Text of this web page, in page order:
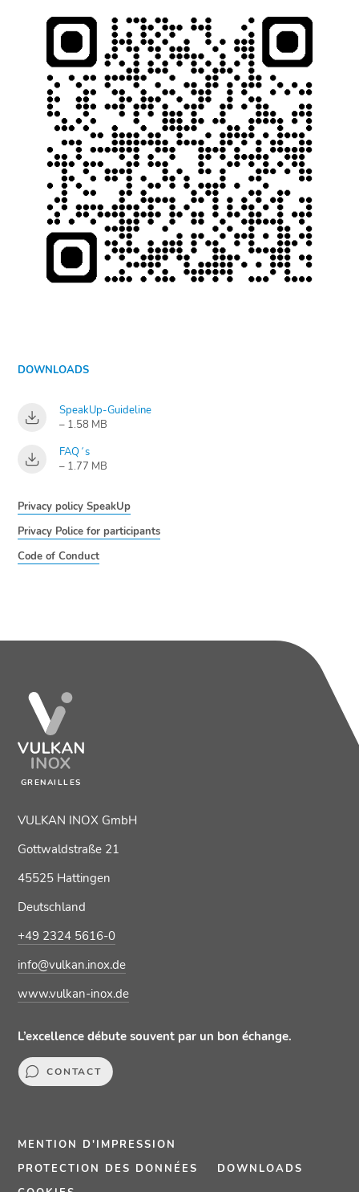
DOWNLOADS
SpeakUp-Guideline
– 1.58 MB
FAQ´s
– 1.77 MB
Privacy policy SpeakUp
Privacy Police for participants
Code of Conduct
GRENAILLES
VULKAN INOX GmbH
Gottwaldstraße 21
45525 Hattingen
Deutschland
+49 2324 5616-0
info@vulkan.inox.de
www.vulkan-inox.de
L’excellence débute souvent par un bon échange.
CONTACT
MENTION D'IMPRESSION
PROTECTION DES DONNÉES
DOWNLOADS